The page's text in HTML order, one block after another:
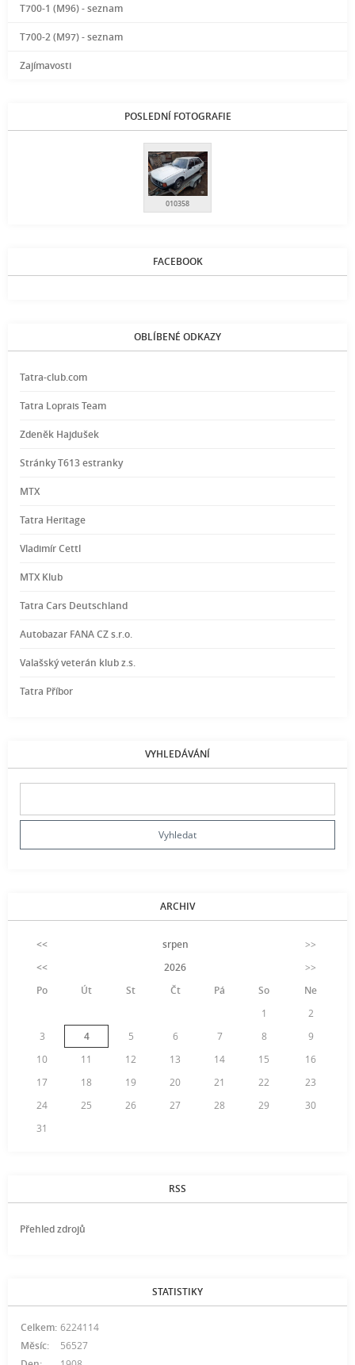
T700-1 (M96) - seznam
T700-2 (M97) - seznam
Zajímavosti
POSLEDNÍ FOTOGRAFIE
010358
FACEBOOK
OBLÍBENÉ ODKAZY
Tatra-club.com
Tatra Loprais Team
Zdeněk Hajdušek
Stránky T613 estranky
MTX
Tatra Heritage
Vladimír Cettl
MTX Klub
Tatra Cars Deutschland
Autobazar FANA CZ s.r.o.
Valašský veterán klub z.s.
Tatra Příbor
VYHLEDÁVÁNÍ
ARCHIV
<< srpen
>>
<<
2026
>>
Po
Út St Čt Pá So
Ne
1
2
3
4 5 6 7 8
9
10
11 12 13 14 15
16
17
18 19 20 21 22
23
24
25 26 27 28 29
30
31
RSS
Přehled zdrojů
STATISTIKY
Celkem: 6224114
Měsíc:
56527